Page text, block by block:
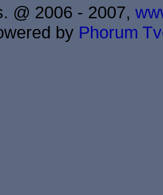
@ 2006 - 2007,
by Phorum